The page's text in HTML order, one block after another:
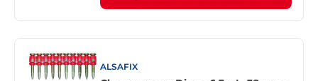
ALSAFIX